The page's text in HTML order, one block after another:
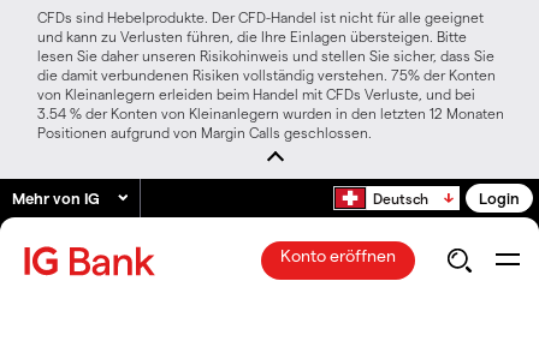
CFDs sind Hebelprodukte. Der CFD-Handel ist nicht für alle geeignet
und kann zu Verlusten führen, die Ihre Einlagen übersteigen. Bitte
lesen Sie daher unseren Risikohinweis und stellen Sie sicher, dass Sie
die damit verbundenen Risiken vollständig verstehen. 75% der Konten
von Kleinanlegern erleiden beim Handel mit CFDs Verluste, und bei
3.54 % der Konten von Kleinanlegern wurden in den letzten 12 Monaten
Positionen aufgrund von Margin Calls geschlossen.
Mehr von IG Deutsch Login
Konto eröffnen